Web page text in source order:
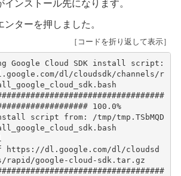
インストール先になります。
ンターを押しました。
［コードを折り返して表示］
Google Cloud SDK install script:
dl/cloudsdk/channels/r
100.0%
script from: /tmp/tmp.TSbMQD
dl.google.com/dl/cloudsd
rapid/google-cloud-sdk.tar.gz